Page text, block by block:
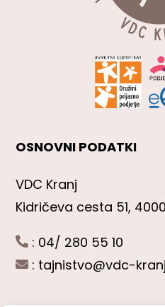
OSNOVNI PODATKI
VDC Kranj
Kidričeva cesta 51,
: 04/ 280 55 10
: tajnistvo@vdc-